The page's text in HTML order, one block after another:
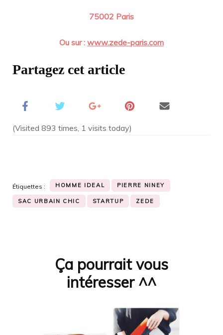
75002 Paris
Ou sur : www.zede-paris.com
Partagez cet article
(Visited 893 times, 1 visits today)
Étiquettes : HOMME IDEAL PIERRE NINEY
SAC URBAIN CHIC STARTUP ZEDE
Ça pourrait vous
intéresser ^^